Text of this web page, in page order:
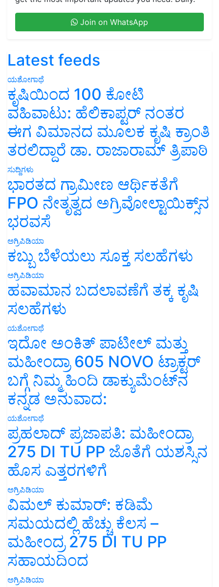
Join on WhatsApp
Latest feeds
ಯಶೋಗಾಥೆ
ಕೃಷಿಯಿಂದ 100 ಕೋಟಿ
ವಹಿವಾಟು: ಹೆಲಿಕಾಪ್ಟರ್ ನಂತರ
ಈಗ ವಿಮಾನದ ಮೂಲಕ ಕೃಷಿ ಕ್ರಾಂತಿ
ತರಲಿದ್ದಾರೆ ಡಾ. ರಾಜಾರಾಮ್ ತ್ರಿಪಾಠಿ
ಸುದ್ದಿಗಳು
ಭಾರತದ ಗ್ರಾಮೀಣ ಆರ್ಥಿಕತೆಗೆ
FPO ನೇತೃತ್ವದ ಅಗ್ರಿವೋಲ್ಟಾಯಿಕ್ಸ್‌ನ
ಭರವಸೆ
ಅಗ್ರಿಪಿಡಿಯಾ
ಕಬ್ಬು ಬೆಳೆಯಲು ಸೂಕ್ತ ಸಲಹೆಗಳು
ಅಗ್ರಿಪಿಡಿಯಾ
ಹವಾಮಾನ ಬದಲಾವಣೆಗೆ ತಕ್ಕ ಕೃಷಿ
ಸಲಹೆಗಳು
ಯಶೋಗಾಥೆ
ಇದೋ ಅಂಕಿತ್ ಪಾಟೀಲ್ ಮತ್ತು
ಮಹೀಂದ್ರಾ 605 NOVO ಟ್ರಾಕ್ಟರ್
ಬಗ್ಗೆ ನಿಮ್ಮ ಹಿಂದಿ ಡಾಕ್ಯುಮೆಂಟ್‌ನ
ಕನ್ನಡ ಅನುವಾದ:
ಯಶೋಗಾಥೆ
ಪ್ರಹಲಾದ್ ಪ್ರಜಾಪತಿ: ಮಹೀಂದ್ರಾ
275 DI TU PP ಜೊತೆಗೆ ಯಶಸ್ಸಿನ
ಹೊಸ ಎತ್ತರಗಳಿಗೆ
ಅಗ್ರಿಪಿಡಿಯಾ
ವಿಮಲ್ ಕುಮಾರ್: ಕಡಿಮೆ
ಸಮಯದಲ್ಲಿ ಹೆಚ್ಚು ಕೆಲಸ –
ಮಹೀಂದ್ರ 275 DI TU PP
ಸಹಾಯದಿಂದ
ಅಗ್ರಿಪಿಡಿಯಾ